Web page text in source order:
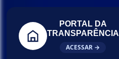
PORTAL DA
TRANSPARÊNCIA
ACESSAR →